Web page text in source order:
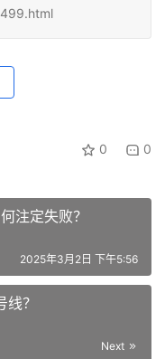
0 0
注定失败？
2025年3月2日 下午5:56
？
Next